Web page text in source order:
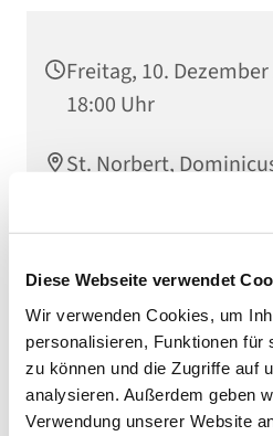
Diese Webseite verwendet
Wir verwenden Cookies, um
personalisieren, Funktionen für
zu können und die Zugriffe auf
analysieren. Außerdem geben
Verwendung unserer Website
Freitag, 10.
18:00 Uhr
St. Norbert,